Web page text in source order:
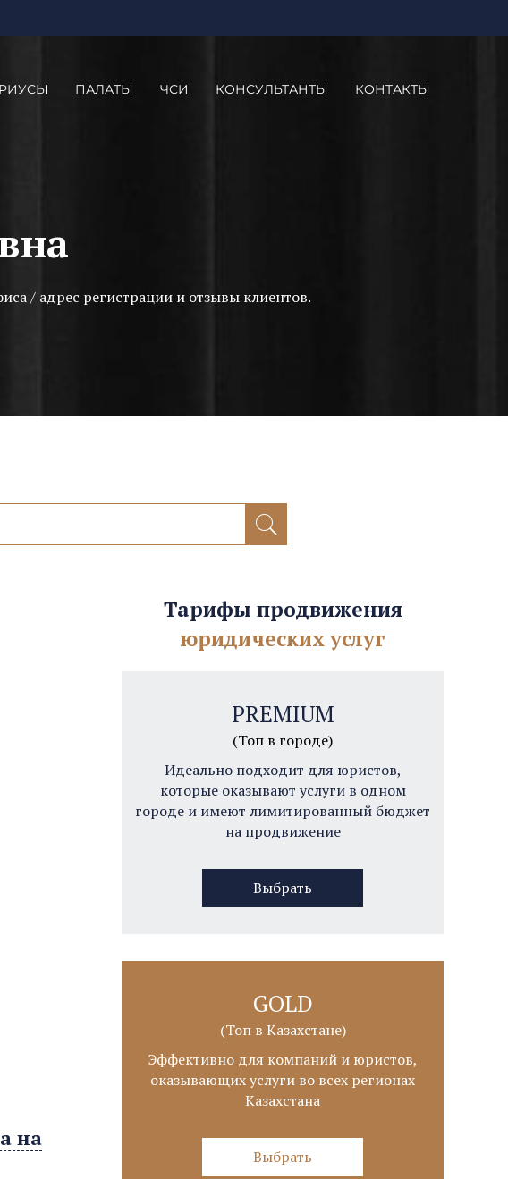
ПАЛАТЫ ЧСИ КОНСУЛЬТАНТЫ КОНТАКТЫ
/ адрес регистрации и отзывы клиентов.
на
Тарифы продвижения
юридических услуг
PREMIUM
(Топ в городе)
Идеально подходит для юристов,
которые оказывают услуги в одном
городе и имеют лимитированный бюджет
на продвижение
Выбрать
GOLD
(Топ в Казахстане)
Эффективно для компаний и юристов,
оказывающих услуги во всех регионах
Казахстана
Выбрать